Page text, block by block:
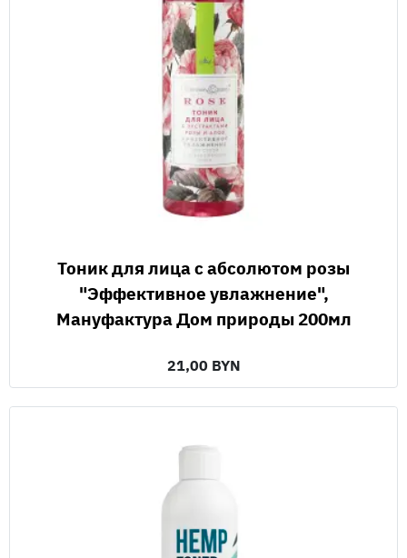
Тоник для лица с абсолютом розы
"Эффективное увлажнение",
Мануфактура Дом природы 200мл
21,00 BYN